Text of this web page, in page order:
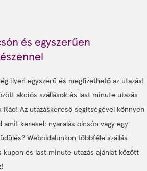
és egyszerűen
ilyen egyszerű és megfizethető az utazás!
akciós szállások és last minute utazás
Rád! Az utazáskereső segítségével könnyen
amit keresel: nyaralás olcsón vagy egy
Weboldalunkon többféle szállás
kupon és last minute utazás ajánlat között